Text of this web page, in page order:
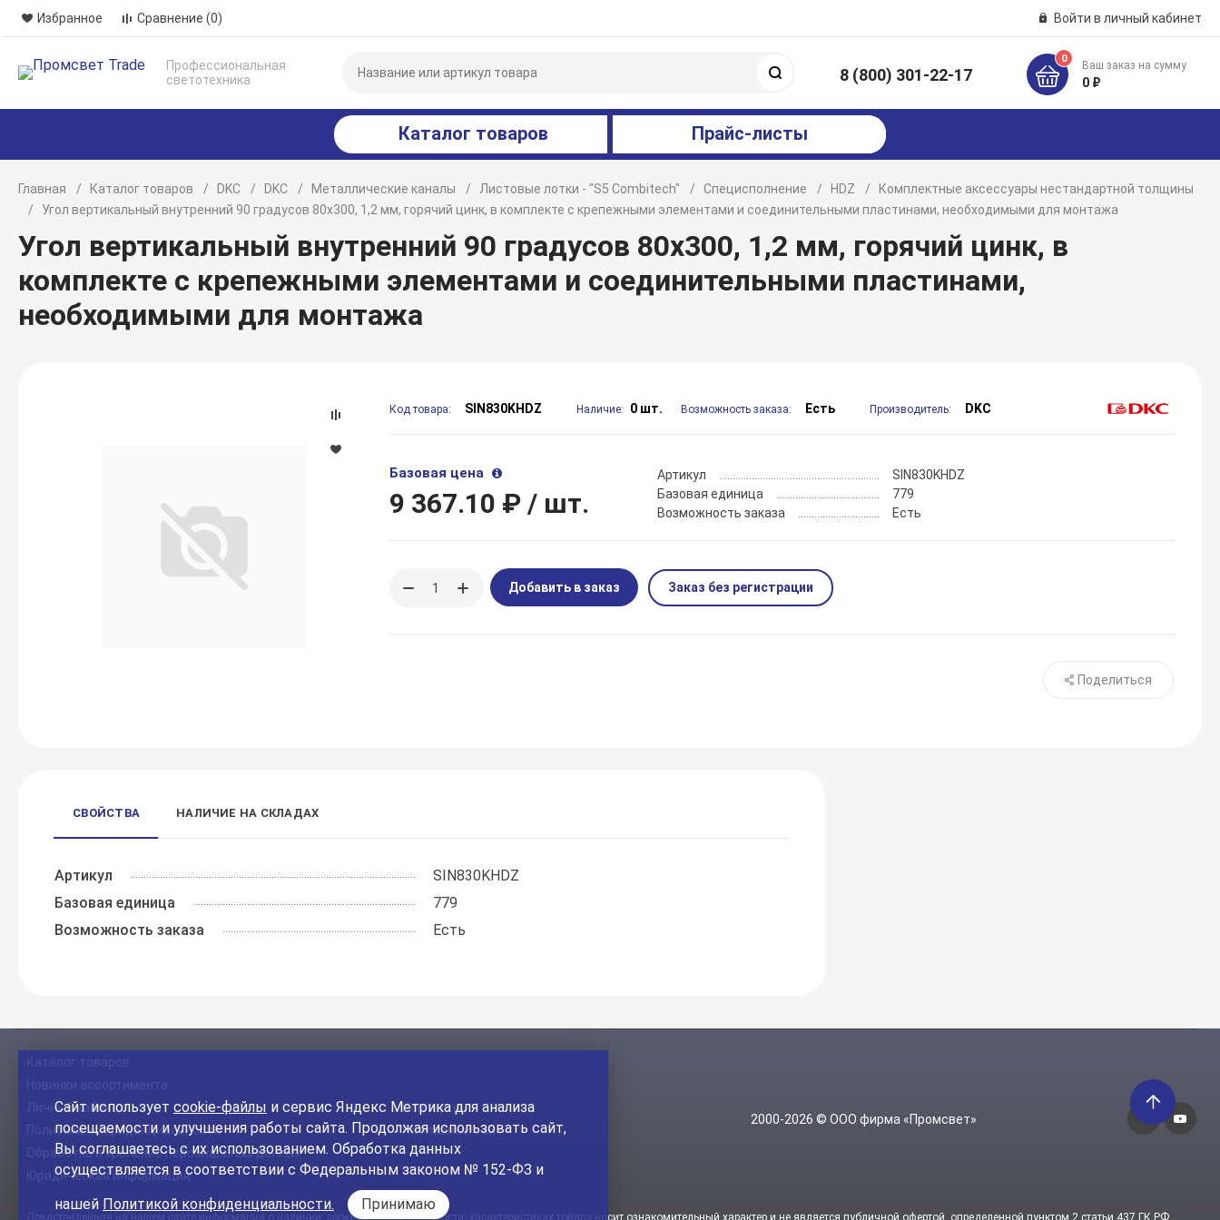
Избранное Сравнение (0) Войти в личный кабинет
Профессиональная
светотехника
8 (800) 301-22-17
0
Ваш заказ на сумму
0 ₽
Каталог товаров Прайс-листы
Главная Каталог товаров DKC DKC Металлические каналы Листовые лотки - "S5 Combitech" Специсполнение HDZ
Комплектные аксессуары нестандартной толщины
Угол вертикальный внутренний 90 градусов 80х300, 1,2 мм, горячий цинк, в комплекте с крепежными элементами и соединительными пластинами, необходимыми для монтажа
Угол вертикальный внутренний 90 градусов 80х300, 1,2 мм, горячий цинк, в
комплекте с крепежными элементами и соединительными пластинами,
необходимыми для монтажа
Код товара: SIN830KHDZ Наличие: 0 шт. Возможность заказа: Есть Производитель: DKC
Базовая цена
9 367.10 ₽ / шт.
Артикул
SIN830KHDZ
Базовая единица
779
Возможность заказа
Есть
Добавить в заказ Заказ без регистрации
Поделиться
СВОЙСТВА НАЛИЧИЕ НА СКЛАДАХ
Артикул
SIN830KHDZ
Базовая единица
779
Возможность заказа
Есть
Каталог товаров
Новинки ассортимента
Личный кабинет
Политика конфиденциальности
Обработка и хранение персональных данных
Юридическая информация
Контакты
На главный сайт
2000-2026 © ООО фирма «Промсвет»
Сайт использует cookie-файлы и сервис Яндекс Метрика для анализа
посещаемости и улучшения работы сайта. Продолжая использовать сайт,
Вы соглашаетесь с их использованием. Обработка данных
осуществляется в соответствии с Федеральным законом № 152-ФЗ и
нашей Политикой конфиденциальности. Принимаю